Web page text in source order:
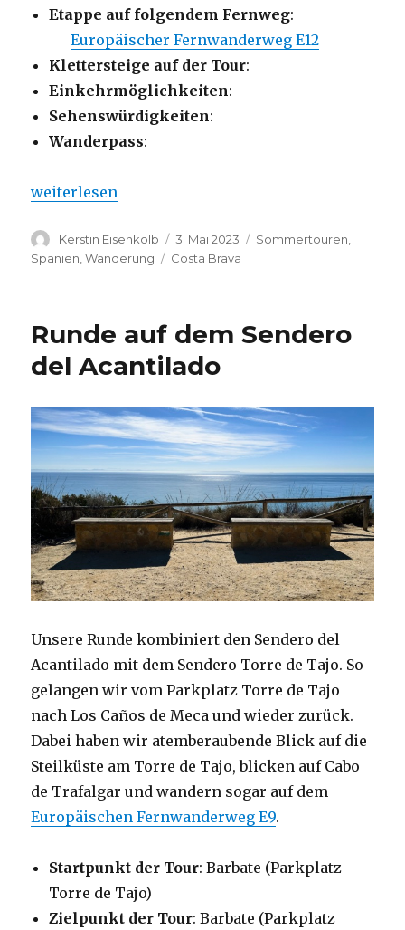
Etappe auf folgendem Fernweg:
Europäischer Fernwanderweg E12
Klettersteige auf der Tour:
Einkehrmöglichkeiten:
Sehenswürdigkeiten:
Wanderpass:
„Parc Natural del Montgri – Von L‘Escala nach
weiterlesen
Autor
Kerstin Eisenkolb
Veröffentlicht
am
3. Mai 2023 Kategorien
Sommertouren
Spanien,Wanderung Schlagwörter
Costa Brava
Runde auf dem Sendero
del Acantilado
Unsere Runde kombiniert den Sendero del
Acantilado mit dem Sendero Torre de Tajo. So
gelangen wir vom Parkplatz Torre de Tajo
nach Los Caños de Meca und wieder zurück.
Dabei haben wir atemberaubende Blick auf die
Steilküste am Torre de Tajo, blicken auf Cabo
de Trafalgar und wandern sogar auf dem
Europäischen Fernwanderweg E9.
Startpunkt der Tour: Barbate (Parkplatz
Torre de Tajo)
Zielpunkt der Tour: Barbate (Parkplatz